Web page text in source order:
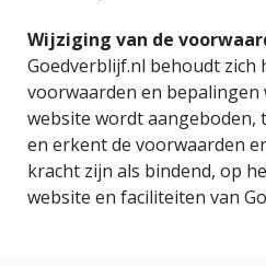
Wijziging van de
Goedverblijf.nl behoudt zich
voorwaarden en bepalingen
website wordt aangeboden,
en erkent de voorwaarden
kracht zijn als bindend, op
website en faciliteiten van